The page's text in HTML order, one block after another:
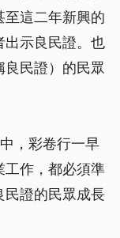
這二年新興的
出示良民證。也
民證）的民眾
，彩卷行一早
工作，都必須準
民證的民眾成長